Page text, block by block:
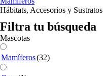
Hábitats, Accesorios y Sustratos
Filtra tu búsqueda
Mascotas
Mamíferos(32)